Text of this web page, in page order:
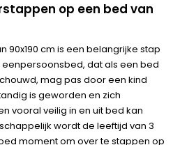
op een bed van
90x190 cm is een belangrijke stap
eenpersoonsbed, dat als een bed
mag pas door een kind
is geworden en zich
vooral veilig in en uit bed kan
wordt de leeftijd van 3
moment om over te stappen op